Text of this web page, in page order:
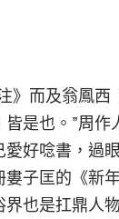
》而及翁鳳西
是也。”周作
好唸書，過
子匡的《新
也是扛鼎人物